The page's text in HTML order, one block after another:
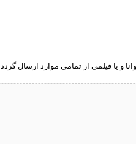
و یا فیلمی از تمامی موارد ارسال گردد